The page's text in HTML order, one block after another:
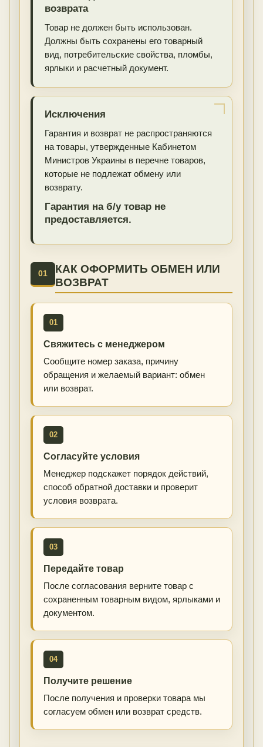
возврата
Товар не должен быть использован.
Должны быть сохранены его товарный
вид, потребительские свойства, пломбы,
ярлыки и расчетный документ.
Исключения
Гарантия и возврат не распространяются
на товары, утвержденные Кабинетом
Министров Украины в перечне товаров,
которые не подлежат обмену или
возврату.
Гарантия на б/у товар не
предоставляется.
01
КАК ОФОРМИТЬ ОБМЕН ИЛИ
ВОЗВРАТ
01
Свяжитесь с менеджером
Сообщите номер заказа, причину
обращения и желаемый вариант: обмен
или возврат.
02
Согласуйте условия
Менеджер подскажет порядок действий,
способ обратной доставки и проверит
условия возврата.
03
Передайте товар
После согласования верните товар с
сохраненным товарным видом, ярлыками и
документом.
04
Получите решение
После получения и проверки товара мы
согласуем обмен или возврат средств.